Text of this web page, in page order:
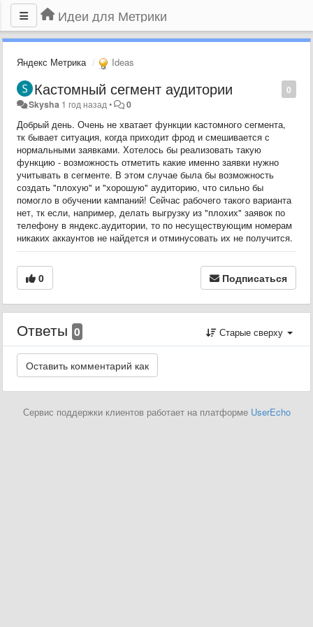
Идеи для Метрики
Яндекс Метрика Ideas
0
Кастомный сегмент аудитории
Skysha 1 год назад • 0
Добрый день. Очень не хватает функции кастомного сегмента,
тк бывает ситуация, когда приходит фрод и смешивается с
нормальными заявками. Хотелось бы реализовать такую
функцию - возможность отметить какие именно заявки нужно
учитывать в сегменте. В этом случае была бы возможность
создать "плохую" и "хорошую" аудиторию, что сильно бы
помогло в обучении кампаний! Сейчас рабочего такого варианта
нет, тк если, например, делать выгрузку из "плохих" заявок по
телефону в яндекс.аудитории, то по несуществующим номерам
никаких аккаунтов не найдется и отминусовать их не получится.
0 Подписаться
Ответы 0 Старые сверху
Сервис поддержки клиентов работает на платформе UserEcho